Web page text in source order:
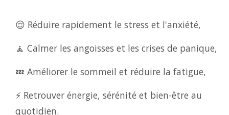
😌 Réduire rapidement le stress et l'anxiété,
🧘 Calmer les angoisses et les crises de panique,
💤 Améliorer le sommeil et réduire la fatigue,
⚡ Retrouver énergie, sérénité et bien-être au
quotidien.